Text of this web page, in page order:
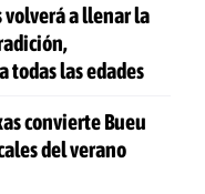
volverá a llenar la
todas las edades
convierte Bueu
del verano